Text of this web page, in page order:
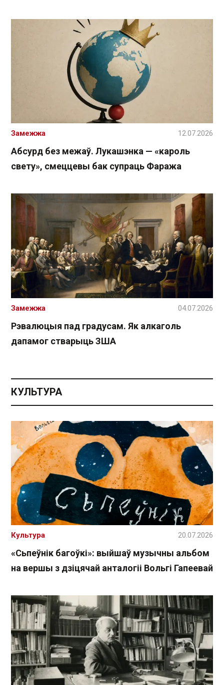
Абсурд без межаў. Лукашэнка — «кароль
свету», смеццевы бак супраць Фаража
Замежжа 12.07.2026
Рэвалюцыя пад градусам. Як алкаголь
дапамог стварыць ЗША
Замежжа 04.07.2026
КУЛЬТУРА
«Сьпеўнік багоўкі»: выйшаў музычны альбом
на вершы з дзіцячай анталогіі Вольгі Гапеевай
Культура 20.07.2026